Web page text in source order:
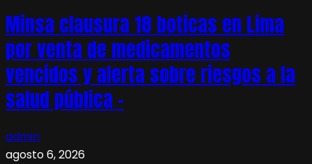
Minsa clausura 18 boticas en Lima
por venta de medicamentos
vencidos y alerta sobre riesgos a la
salud pública –
admin
agosto 6, 2026